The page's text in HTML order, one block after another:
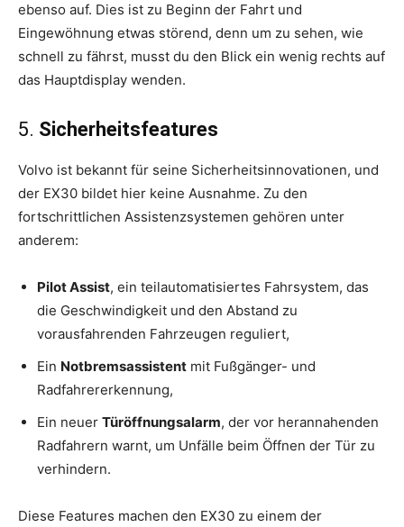
ebenso auf. Dies ist zu Beginn der Fahrt und
Eingewöhnung etwas störend, denn um zu sehen, wie
schnell zu fährst, musst du den Blick ein wenig rechts auf
das Hauptdisplay wenden.
5. Sicherheitsfeatures
Volvo ist bekannt für seine Sicherheitsinnovationen, und
der EX30 bildet hier keine Ausnahme. Zu den
fortschrittlichen Assistenzsystemen gehören unter
anderem:
Pilot Assist, ein teilautomatisiertes Fahrsystem, das
die Geschwindigkeit und den Abstand zu
vorausfahrenden Fahrzeugen reguliert,
Ein Notbremsassistent mit Fußgänger- und
Radfahrererkennung,
Ein neuer Türöffnungsalarm, der vor herannahenden
Radfahrern warnt, um Unfälle beim Öffnen der Tür zu
verhindern.
Diese Features machen den EX30 zu einem der